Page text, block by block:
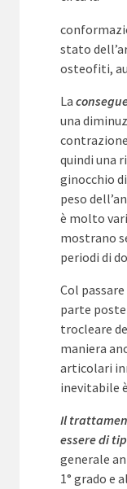
stato
osteofiti,
La
una
quindi una
ginocchio
peso
è molto
mostrano
periodi di
Col
parte
trocleare
maniera
articolari
inevitabile
Il
essere di
generale
1° grado e